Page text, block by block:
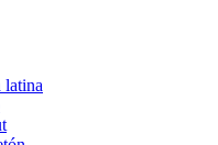
latina